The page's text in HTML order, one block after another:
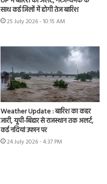
साथ कई जिलों में होगी तेज बारिश
25 July 2026 - 10:15 AM
Weather Update : बारिश का कहर
जारी, यूपी-बिहार से राजस्थान तक अलर्ट,
कई नदियां उफान पर
24 July 2026 - 4:37 PM